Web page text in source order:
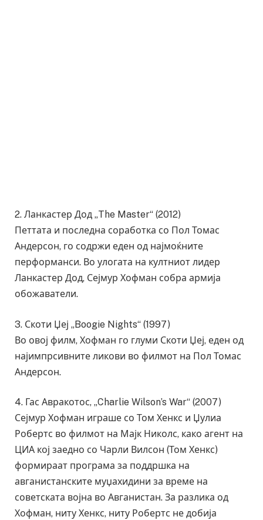
2. Ланкастер Дод „The Master“ (2012)
Петтата и последна соработка со Пол Томас
Андерсон, го содржи еден од најмоќните
перформанси. Во улогата на култниот лидер
Ланкастер Дод, Сејмур Хофман собра армија
обожаватели.
3. Скоти Џеј „Boogie Nights“ (1997)
Во овој филм, Хофман го глуми Скоти Џеј, еден од
најимпрсивните ликови во филмот на Пол Томас
Андерсон.
4. Гас Авракотос, „Charlie Wilson’s War“ (2007)
Сејмур Хофман играше со Том Хенкс и Џулиа
Робертс во филмот на Мајк Николс, како агент на
ЦИА кој заедно со Чарли Вилсон (Том Хенкс)
формираат програма за поддршка на
авганистанските муџахидини за време на
советската војна во Авганистан. За разлика од
Хофман, ниту Хенкс, ниту Робертс не добија